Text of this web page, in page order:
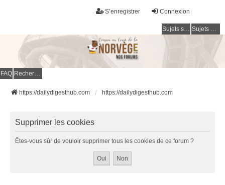
Connexion
S’enregistrer
Sujets sans réponse Sujets actifs
FAQ Rechercher
https://dailydigesthub.com https://dailydigesthub.com
Supprimer les cookies
Êtes-vous sûr de vouloir supprimer tous les cookies de ce forum ?